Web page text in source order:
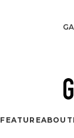
FEATUREABOUT